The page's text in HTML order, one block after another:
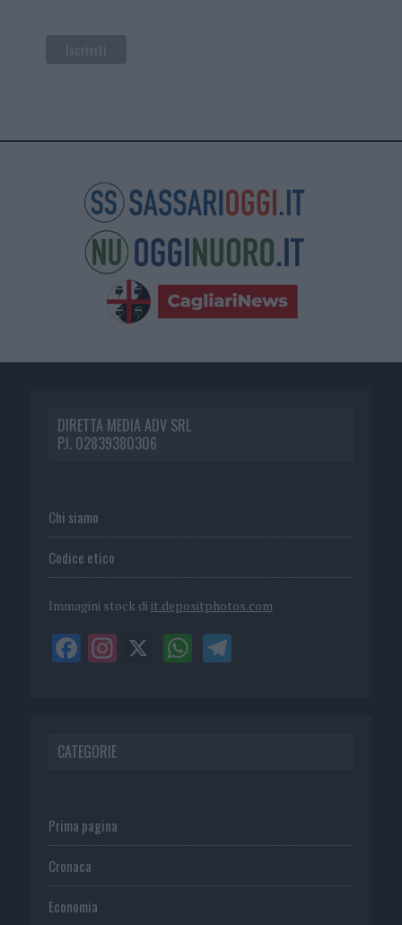
DIRETTA MEDIA ADV SRL
P.I. 02839380306
Chi siamo
Codice etico
Immagini stock di it.depositphotos.com
CATEGORIE
Prima pagina
Cronaca
Economia